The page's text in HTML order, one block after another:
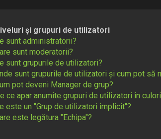
și grupuri de utilizatori
sunt administratorii?
sunt moderatorii?
sunt grupurile de utilizatori?
sunt grupurile de utilizatori și cum pot să
pot deveni Manager de grup?
ce apar anumite grupuri de utilizatori în
este un "Grup de utilizatori implicit"?
este legătura "Echipa"?